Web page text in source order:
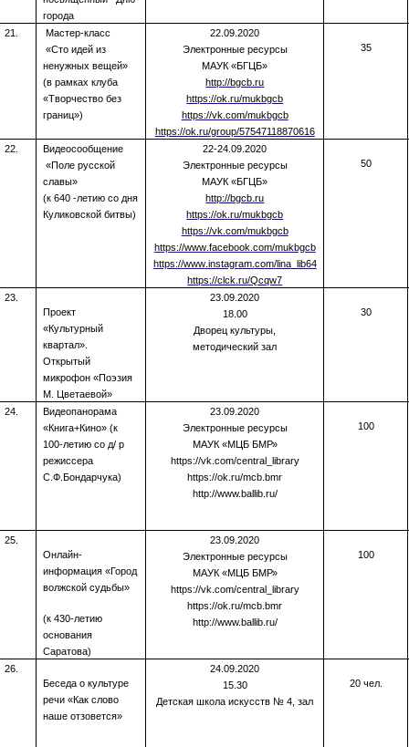
города
21.
Мастер-класс
«Сто идей из
ненужных вещей»
(в рамках клуба
«Творчество без
границ»)
22.09.2020
Электронные ресурсы
МАУК «БГЦБ»
http://bgcb.ru
https://ok.ru/mukbgcb
https://vk.com/mukbgcb
https://ok.ru/group/57547118870616
35
22.
Видеосообщение
«Поле русской
славы»
(к 640 -летию со дня
Куликовской битвы)
22-24.09.2020
Электронные ресурсы
МАУК «БГЦБ»
http://bgcb.ru
https://ok.ru/mukbgcb
https://vk.com/mukbgcb
https://www.facebook.com/mukbgcb
https://www.instagram.com/lina_ lib64
https://clck.ru/Qcqw7
50
23.
Проект
«Культурный
квартал».
Открытый
микрофон «Поэзия
М. Цветаевой»
23.09.2020
18.00
Дворец культуры,
методический зал
30
24.
Видеопанорама
«Книга+Кино» (к
100-летию со д/ р
режиссера
С.Ф.Бондарчука)
23.09.2020
Электронные ресурсы
МАУК «МЦБ БМР»
https://vk.com/central_library
https://ok.ru/mcb.bmr
http://www.ballib.ru/
100
25.
Онлайн-
информация «Город
волжской судьбы»
(к 430-летию
основания
Саратова)
23.09.2020
Электронные ресурсы
МАУК «МЦБ БМР»
https://vk.com/central_library
https://ok.ru/mcb.bmr
http://www.ballib.ru/
100
26.
Беседа о культуре
речи «Как слово
наше отзовется»
24.09.2020
15.30
Детская школа искусств № 4, зал
20 чел.